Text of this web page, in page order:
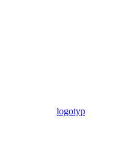
logotyp